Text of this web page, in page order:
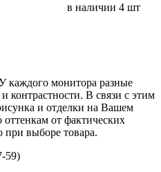
в наличии 4 шт
каждого монитора разные
контрастности. В связи с этим
и отделки на Вашем
оттенкам от фактических
при выборе товара.
59)